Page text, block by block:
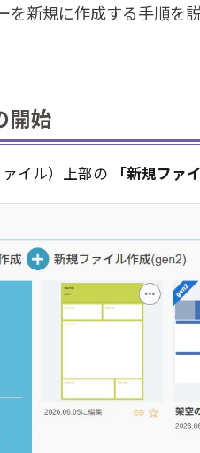
を新規に作成する手順を
開始
イル）上部の 「新規ファ